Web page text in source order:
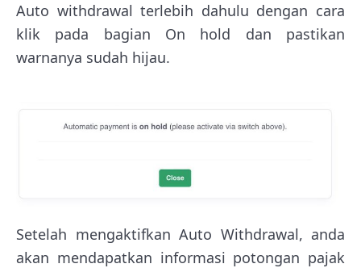
Auto withdrawal terlebih dahulu dengan cara
klik pada bagian On hold dan pastikan
warnanya sudah hijau.
Setelah mengaktifkan Auto Withdrawal, anda
akan mendapatkan informasi potongan pajak